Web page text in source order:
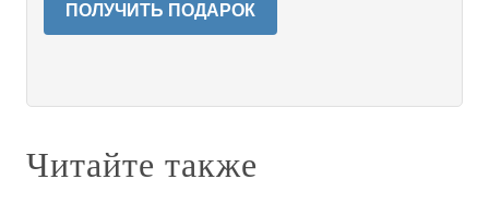
ПОЛУЧИТЬ ПОДАРОК
Читайте также